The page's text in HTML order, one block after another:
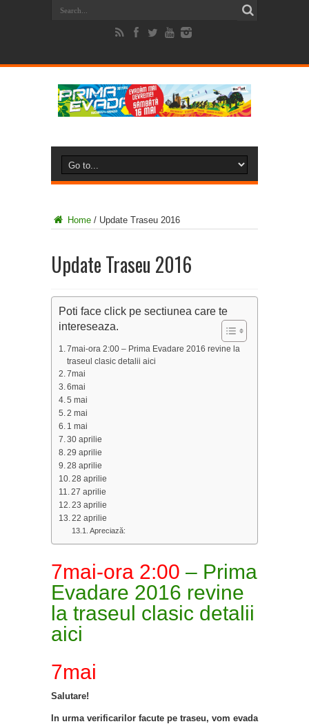
Home / Update Traseu 2016
Update Traseu 2016
Poti face click pe sectiunea care te
intereseaza.
7mai-ora 2:00 – Prima Evadare 2016 revine la
traseul clasic detalii aici
7mai
6mai
5 mai
2 mai
1 mai
30 aprilie
29 aprilie
28 aprilie
28 aprilie
27 aprilie
23 aprilie
22 aprilie
Apreciază:
7mai-ora 2:00 – Prima
Evadare 2016 revine
la traseul clasic detalii
aici
7mai
Salutare!
In urma verificarilor facute pe traseu, vom evada